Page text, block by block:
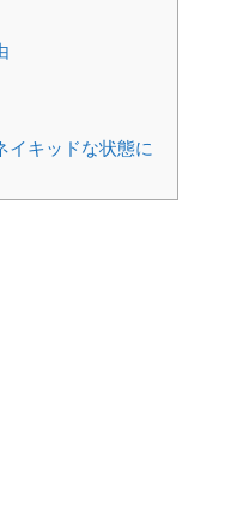
イキッドな状態に